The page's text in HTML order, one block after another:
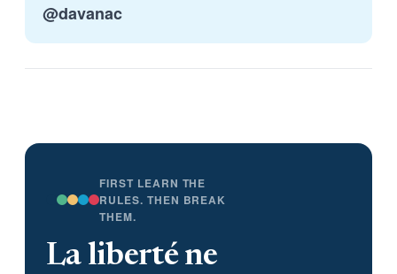
@davanac
FIRST LEARN THE
RULES. THEN BREAK
THEM.
La liberté ne